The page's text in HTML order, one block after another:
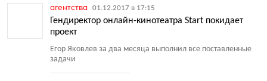
агентства 01.12.2017 в 17:15
Гендиректор онлайн-кинотеатра Start покидает
проект
Егор Яковлев за два месяца выполнил все поставленные
задачи